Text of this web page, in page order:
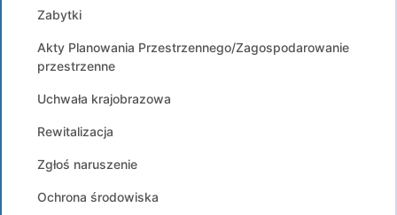
Zabytki
Akty Planowania Przestrzennego/Zagospodarowanie
przestrzenne
Uchwała krajobrazowa
Rewitalizacja
Zgłoś naruszenie
Ochrona środowiska